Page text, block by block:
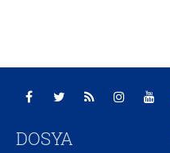
DOSYA